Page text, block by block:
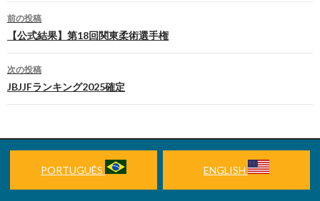
投
稿
ナ
ゲ
シ
前の投稿
【公式結果】第18回関東柔術選手権
次の投稿
JBJJFランキング2025確定
PORTUGUÊS ENGLISH